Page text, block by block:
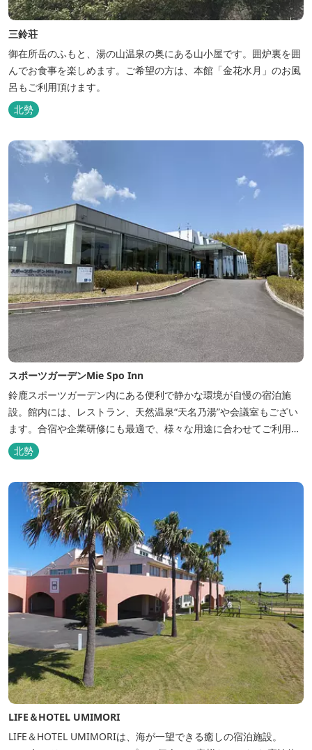
三鈴荘
御在所岳のふもと、湯の山温泉の奥にある山小屋です。囲炉裏を囲
んでお食事を楽しめます。ご希望の方は、本館「金花水月」のお風
呂もご利用頂けます。
北勢
スポーツガーデンMie Spo Inn
鈴鹿スポーツガーデン内にある便利で静かな環境が自慢の宿泊施
設。館内には、レストラン、天然温泉“天名乃湯”や会議室もござい
ます。合宿や企業研修にも最適で、様々な用途に合わせてご利用頂
けます。
北勢
LIFE＆HOTEL UMIMORI
LIFE＆HOTEL UMIMORIは、海が一望できる癒しの宿泊施設。